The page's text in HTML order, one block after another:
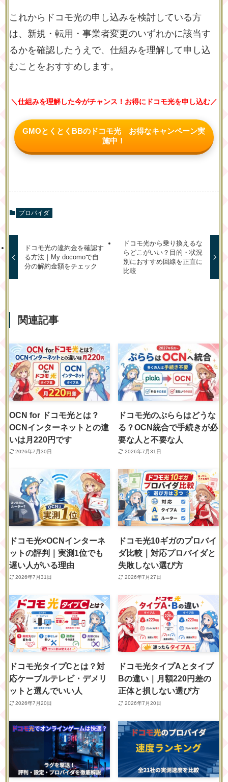
これからドコモ光の申し込みを検討している方
は、新規・転用・事業者変更のいずれかに該当す
るかを確認したうえで、仕組みを理解して申し込
むことをおすすめします。
＼仕組みを理解した今がチャンス！お得にドコモ光を申し込む／
GMOとくとくBBのドコモ光 お得なキャンペーン実
施中！
プロバイダ
ドコモ光の違約金を確認す
る方法｜My docomoで自
分の解約金額をチェック
ドコモ光から乗り換えるな
らどこがいい？目的・状況
別におすすめ回線を正直に
比較
関連記事
OCN for ドコモ光とは？
OCNインターネットとの違
いは月220円です
2026年7月30日
ドコモ光のぷららはどうな
る？OCN統合で手続きが必
要な人と不要な人
2026年7月31日
ドコモ光×OCNインターネ
ットの評判｜実測1位でも
遅い人がいる理由
2026年7月31日
ドコモ光10ギガのプロバイ
ダ比較｜対応プロバイダと
失敗しない選び方
2026年7月27日
ドコモ光タイプCとは？対
応ケーブルテレビ・デメリ
ットと選んでいい人
2026年7月20日
ドコモ光タイプAとタイプ
Bの違い｜月額220円差の
正体と損しない選び方
2026年7月20日